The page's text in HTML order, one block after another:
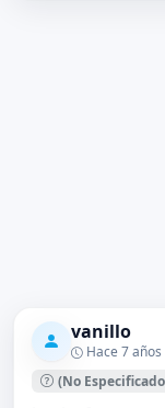
vanillo
Hace 7 años
(No